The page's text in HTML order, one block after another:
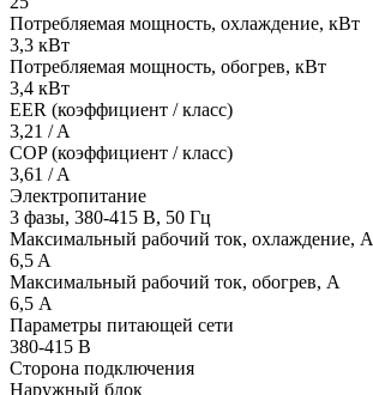
Потребляемая мощность, охлаждение, кВт
3,3 кВт
Потребляемая мощность, обогрев, кВт
3,4 кВт
EER (коэффициент / класс)
3,21 / A
COP (коэффициент / класс)
3,61 / A
Электропитание
3 фазы, 380-415 В, 50 Гц
Максимальный рабочий ток, охлаждение, А
6,5 A
Максимальный рабочий ток, обогрев, А
6,5 А
Параметры питающей сети
380-415 В
Сторона подключения
Наружный блок